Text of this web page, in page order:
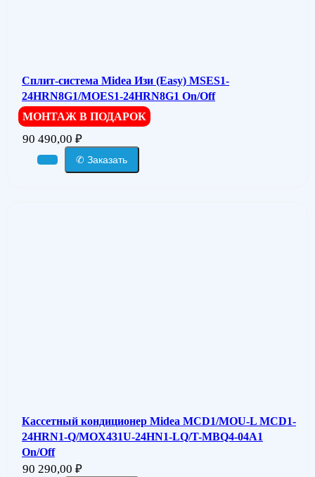
Сплит-система Midea Изи (Easy) MSES1-
24HRN8G1/MOES1-24HRN8G1 On/Off
МОНТАЖ В ПОДАРОК
90 490,00 ₽
✆ Заказать
Кассетный кондиционер Midea MCD1/MOU-L MCD1-
24HRN1-Q/MOX431U-24HN1-LQ/T-MBQ4-04A1
On/Off
90 290,00 ₽